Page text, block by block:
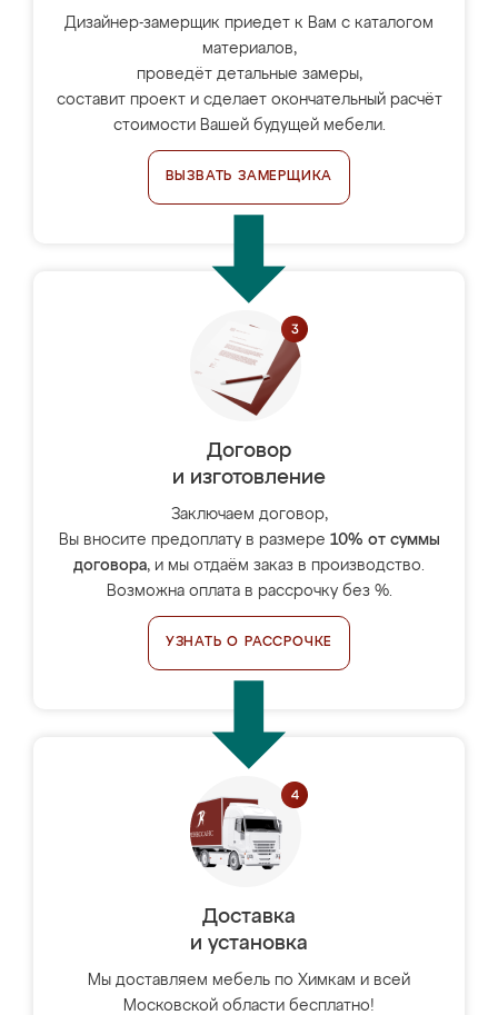
Дизайнер-замерщик приедет к Вам с каталогом
материалов,
проведёт детальные замеры,
составит проект и сделает окончательный расчёт
стоимости Вашей будущей мебели.
ВЫЗВАТЬ ЗАМЕРЩИКА
Договор
и изготовление
Заключаем договор,
Вы вносите предоплату в размере 10% от суммы
договора, и мы отдаём заказ в производство.
Возможна оплата в рассрочку без %.
УЗНАТЬ О РАССРОЧКЕ
Доставка
и установка
Мы доставляем мебель по Химкам и всей
Московской области бесплатно!